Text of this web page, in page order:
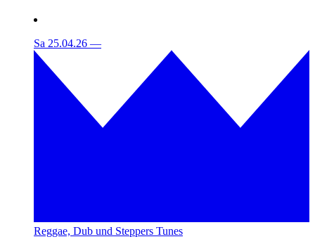
Sa 25.04.26 —
Reggae, Dub und Steppers Tunes